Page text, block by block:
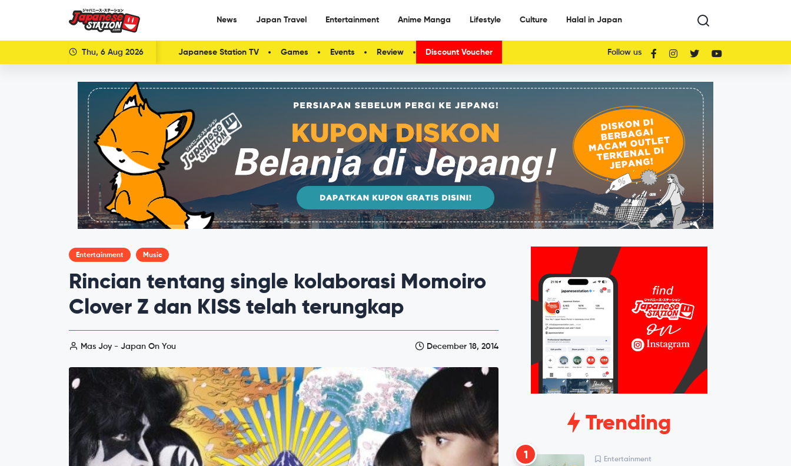
News Japan Travel Entertainment Anime Manga Lifestyle Culture Halal in Japan
Thu, 6 Aug 2026 Japanese Station TV Games Events Review Discount Voucher Follow us
Entertainment Music
Rincian tentang single kolaborasi Momoiro
Clover Z dan KISS telah terungkap
Mas Joy - Japan On You December 18, 2014
Trending
1 Entertainment